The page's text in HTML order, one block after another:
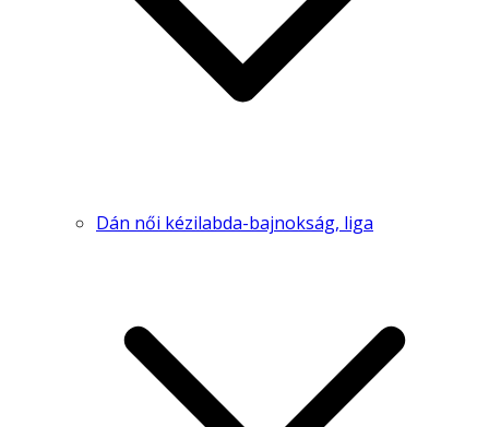
Dán női kézilabda-bajnokság, liga